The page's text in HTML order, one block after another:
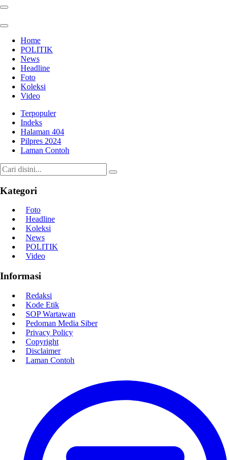
Home
POLITIK
News
Headline
Foto
Koleksi
Video
Terpopuler
Indeks
Halaman 404
Pilpres 2024
Laman Contoh
Kategori
Foto
Headline
Koleksi
News
POLITIK
Video
Informasi
Redaksi
Kode Etik
SOP Wartawan
Pedoman Media Siber
Privacy Policy
Copyright
Disclaimer
Laman Contoh